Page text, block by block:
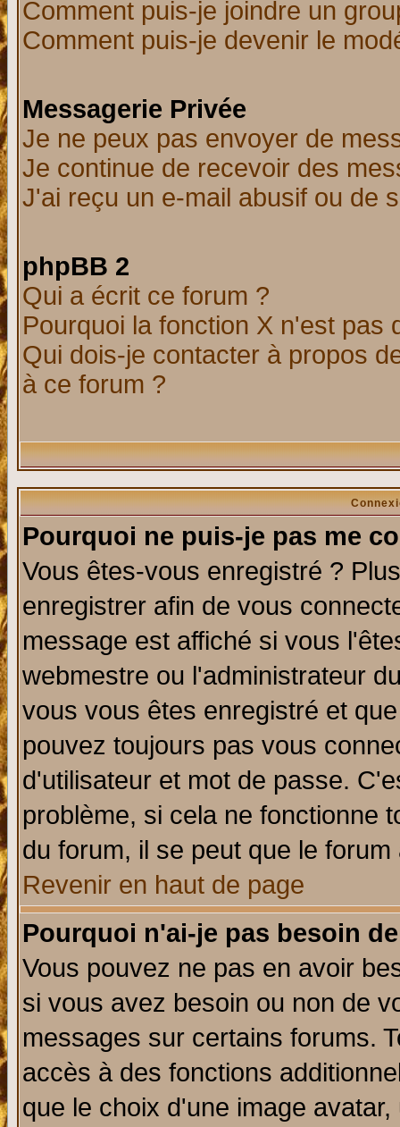
Comment puis-je joindre un
Comment puis-je devenir le
Messagerie Privée
Je ne peux pas envoyer de
Je continue de recevoir des
J'ai reçu un e-mail abusif ou de
phpBB 2
Qui a écrit ce forum ?
Pourquoi la fonction X n'est pas
Qui dois-je contacter à propos
à ce forum ?
Pourquoi ne puis-je pas me
Vous êtes-vous enregistré ?
enregistrer afin de vous
message est affiché si vous
webmestre ou l'administrateur
vous vous êtes enregistré et
pouvez toujours pas vous
d'utilisateur et mot de passe.
problème, si cela ne fonctionne
du forum, il se peut que le
Revenir en haut de page
Pourquoi n'ai-je pas besoin
Vous pouvez ne pas en avoir
si vous avez besoin ou non de
messages sur certains forums.
accès à des fonctions
que le choix d'une image